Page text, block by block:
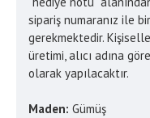
sipariş numaranız ile
gerekmektedir.
üretimi, alıcı adına
olarak yapılacaktır.
Maden: Gümüş